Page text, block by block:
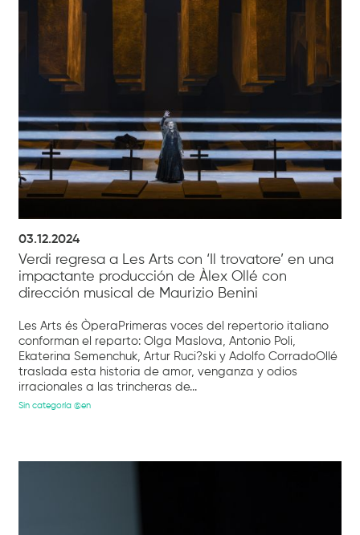
03.12.2024
Verdi regresa a Les Arts con ‘Il trovatore’ en una
impactante producción de Àlex Ollé con
dirección musical de Maurizio Benini
Les Arts és ÒperaPrimeras voces del repertorio italiano
conforman el reparto: Olga Maslova, Antonio Poli,
Ekaterina Semenchuk, Artur Ruci?ski y Adolfo CorradoOllé
traslada esta historia de amor, venganza y odios
irracionales a las trincheras de...
Sin categoría @en